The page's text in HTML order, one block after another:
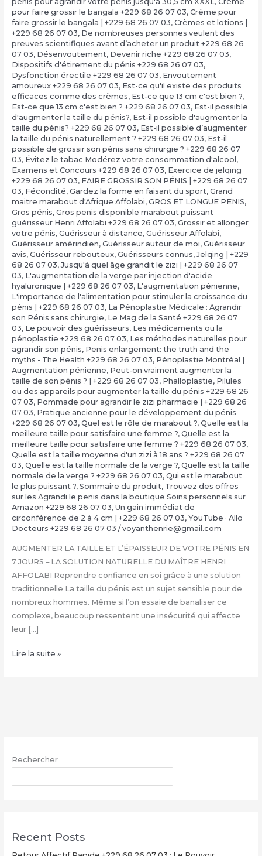
pour faire grossir le bangala +229 68 26 07 03, Crème pour
faire grossir le bangala | +229 68 26 07 03, Crèmes et lotions |
+229 68 26 07 03, De nombreuses personnes veulent des
preuves scientifiques avant d’acheter un produit +229 68 26
07 03, Désenvoutement, Devenir riche +229 68 26 07 03,
Dispositifs d'étirement du pénis +229 68 26 07 03,
Dysfonction érectile +229 68 26 07 03, Envoutement
amoureux +229 68 26 07 03, Est-ce qu'il existe des produits
efficaces comme des crèmes, Est-ce que 13 cm c'est bien ?,
Est-ce que 13 cm c'est bien ? +229 68 26 07 03, Est-il possible
d'augmenter la taille du pénis?, Est-il possible d'augmenter la
taille du pénis? +229 68 26 07 03, Est-il possible d’augmenter
la taille du pénis naturellement ? +229 68 26 07 03, Est-il
possible de grossir son pénis sans chirurgie ? +229 68 26 07
03, Évitez le tabac Modérez votre consommation d'alcool ,
Examens et Concours +229 68 26 07 03, Exercice de jelqing
+229 68 26 07 03, FAIRE GROSSIR SON PÉNIS | +229 68 26 07
03, Fécondité, Gardez la forme en faisant du sport, Grand
maitre marabout d'Afrique Affolabi, GROS ET LONGUE PENIS,
Gros pénis, Gros penis disponible marabout puissant
guérisseur Henri Affolabi +229 68 26 07 03, Grossir et allonger
votre pénis, Guérisseur à distance, Guérisseur Affolabi,
Guérisseur amérindien, Guérisseur autour de moi, Guérisseur
avis, Guérisseur rebouteux, Guérisseurs connus, Jelqing | +229
68 26 07 03, Jusqu'à quel âge grandit le zizi | +229 68 26 07
03, L'augmentation de la verge par injection d'acide
hyaluronique | +229 68 26 07 03, L'augmentation pénienne,
L'importance de l'alimentation pour stimuler la croissance du
pénis | +229 68 26 07 03, La Pénoplastie Médicale : Agrandir
son Pénis sans chirurgie, Le Mag de la Santé +229 68 26 07
03, Le pouvoir des guérisseurs, Les médicaments ou la
pénoplastie +229 68 26 07 03, Les méthodes naturelles pour
agrandir son pénis, Penis enlargement: the truth and the
myths - The Health +229 68 26 07 03, Pénoplastie Montréal |
Augmentation pénienne, Peut-on vraiment augmenter la
taille de son pénis ? | +229 68 26 07 03, Phalloplastie, Pilules
ou des appareils pour augmenter la taille du pénis +229 68 26
07 03, Pommade pour agrandir le zizi pharmacie | +229 68 26
07 03, Pratique ancienne pour le développement du pénis
+229 68 26 07 03, Quel est le rôle de marabout ?, Quelle est la
meilleure taille pour satisfaire une femme ?, Quelle est la
meilleure taille pour satisfaire une femme ? +229 68 26 07 03,
Quelle est la taille moyenne d'un zizi à 18 ans ? +229 68 26 07
03, Quelle est la taille normale de la verge ?, Quelle est la taille
normale de la verge ? +229 68 26 07 03, Qui est le marabout
le plus puissant ?, Sommaire du produit, Trouvez des offres
sur les Agrandi le penis dans la boutique Soins personnels sur
Amazon +229 68 26 07 03, Un gain immédiat de
circonférence de 2 à 4 cm | +229 68 26 07 03, YouTube · Allo
Docteurs +229 68 26 07 03 /voyanthenrie@gmail.com
AUGMENTER LA TAILLE ET L’ÉPAISSEUR DE VOTRE PÉNIS EN
7 JOURS – LA SOLUTION NATURELLE DU MAÎTRE HENRI
AFFOLABI Reprendre confiance en soi grâce à une solution
traditionnelle La taille du pénis est un sujet sensible pour de
nombreux hommes. Même si l’on essaie de banaliser ce
complexe, beaucoup ressentent une insécurité qui affecte
leur […]
COMMENT
68
07
REMEDE
Lire la suite »
Rechercher
Recent Posts